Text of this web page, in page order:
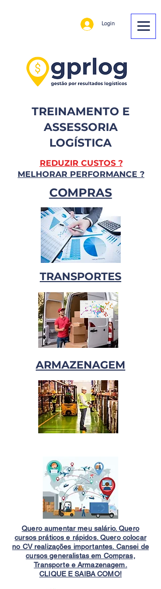
Login
TREINAMENTO E
ASSESSORIA
LOGÍSTICA
REDUZIR CUSTOS ?
MELHORAR PERFORMANCE ?
COMPRAS
TRANSPORTES
ARMAZENAGEM
Quero aumentar meu salário. Quero
cursos práticos e rápidos. Quero colocar
no CV realizações importantes. Cansei de
cursos generalistas em Compras,
Transporte e Armazenagem.
CLIQUE E SAIBA COMO!